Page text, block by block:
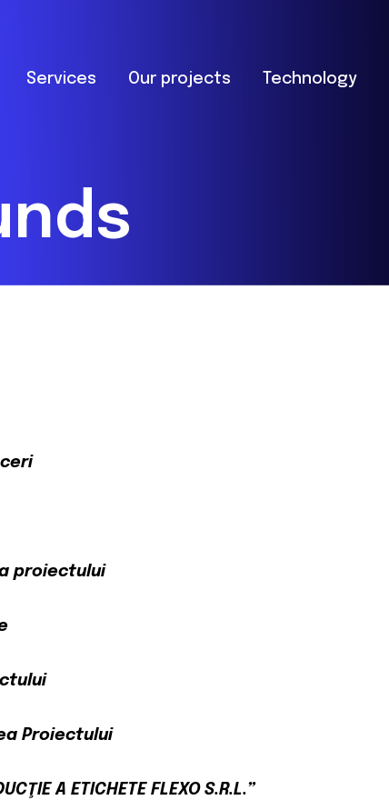
Services Our projects Technology
proiectului
Proiectului
A ETICHETE FLEXO S.R.L.”